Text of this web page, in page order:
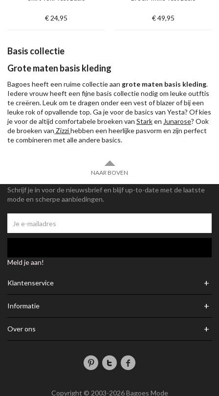
€ 24,95 € 49,95
Basis collectie
Grote maten basis kleding
Bagoes heeft een ruime collectie aan grote maten basis kleding.
Iedere vrouw heeft een fijne basis collectie nodig om leuke outftis
te creëren. Leuk om te dragen onder een vest of blazer of bij een
leuke rok of opvallende top. Ga je voor de basics van Yesta? Of kies
je voor de altijd comfortabele broeken van Starken Junarose? Ook
de broeken van Zizzihebben een heerlijke pasvorm en zijn perfect
te combineren met alle andere basics.
NAAR BOVEN
Schrijf je in voor de nieuwsbrief en blijf up-to-date met de laatste
mode en scherpe aanbiedingen.
Meld je aan!
Klantenservice +
Informatie +
Over ons +
Copyright © 2003-2026 Bagoes Mode